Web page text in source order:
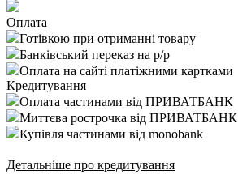
Оплата
Готівкою при отриманні товару
Банківський переказ на р/р
Оплата на сайті платіжними картками
Кредитування
Оплата частинами від ПРИВАТБАНК
Миттєва рострочка від ПРИВАТБАНК
Купівля частинами від monobank
Детальніше про кредитування